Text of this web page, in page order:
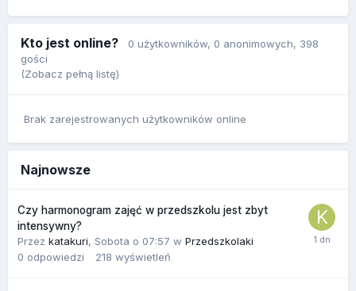
Kto jest online? 0 użytkowników, 0 anonimowych, 398
gości
(Zobacz pełną listę)
Brak zarejestrowanych użytkowników online
Najnowsze
Czy harmonogram zajęć w przedszkolu jest zbyt
intensywny?
Przez katakuri, Sobota o 07:57 w Przedszkolaki
0 odpowiedzi 218 wyświetleń